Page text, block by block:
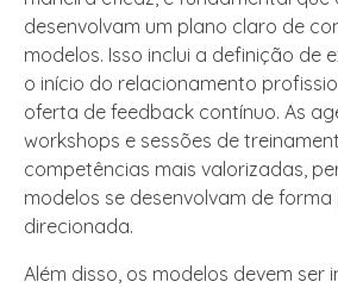
desenvolvam um plano claro de
modelos. Isso inclui a definição de
o início do relacionamento
oferta de feedback contínuo. As
workshops e sessões de
competências mais valorizadas,
modelos se desenvolvam de
direcionada.
Além disso, os modelos devem ser